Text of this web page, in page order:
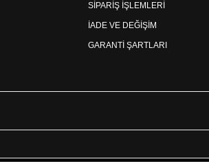
SİPARİŞ İŞLEMLERİ
İADE VE DEĞİŞİM
GARANTİ ŞARTLARI